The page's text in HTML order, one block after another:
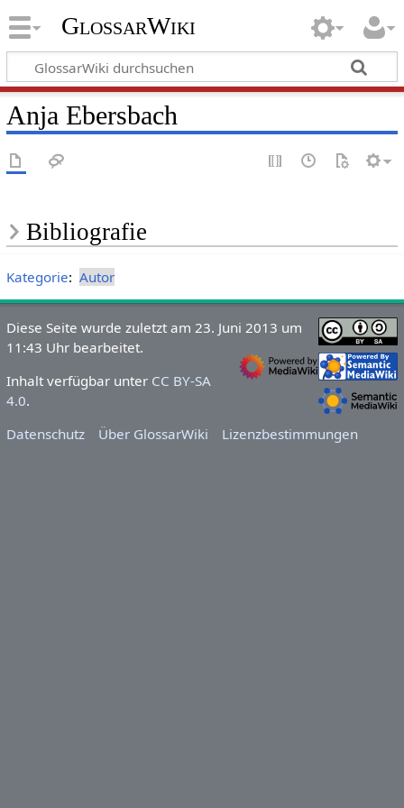
GlossarWiki
Anja Ebersbach
Bibliografie
Kategorie: Autor
Diese Seite wurde zuletzt am 23. Juni 2013 um
11:43 Uhr bearbeitet.
Inhalt verfügbar unter CC BY-SA
4.0.
Datenschutz
Über GlossarWiki Lizenzbestimmungen